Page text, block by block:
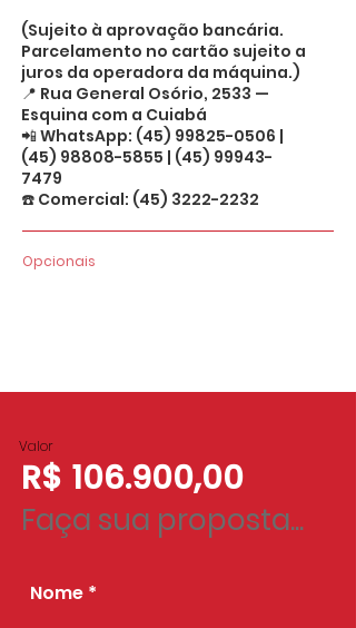
(Sujeito à aprovação bancária.
Parcelamento no cartão sujeito a
juros da operadora da máquina.)
📍 Rua General Osório, 2533 —
Esquina com a Cuiabá
📲 WhatsApp: (45) 99825-0506 |
(45) 98808-5855 | (45) 99943-
7479
☎️ Comercial: (45) 3222-2232
Opcionais
Valor
R$ 106.900,00
Faça sua proposta...
Nome